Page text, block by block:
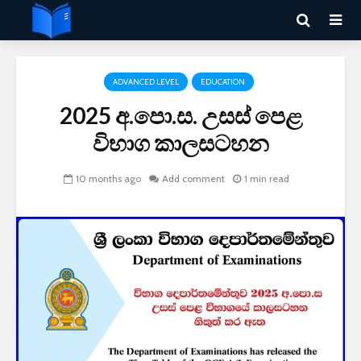
ADVANCED LEVEL EDUCATION
2025 අ.පො.ස. උසස් පෙළ
විභාග කාලසටහන
10 months ago Add comment 1 min read